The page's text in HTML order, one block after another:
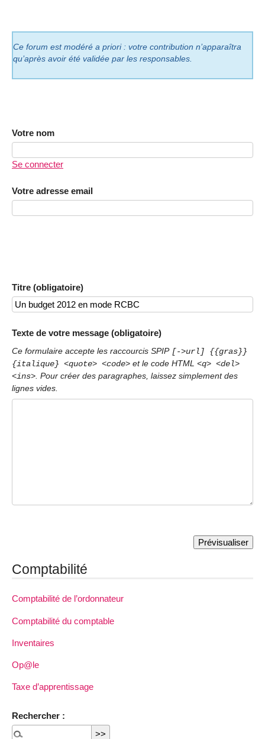
Ce forum est modéré a priori : votre contribution n’apparaîtra
qu’après avoir été validée par les responsables.
Votre nom
Se connecter
Votre adresse email
Titre (obligatoire)
Texte de votre message (obligatoire)
Ce formulaire accepte les raccourcis SPIP [->url] {{gras}}
{italique} <quote> <code> et le code HTML <q> <del>
<ins>. Pour créer des paragraphes, laissez simplement des
lignes vides.
Comptabilité
Comptabilité de l’ordonnateur
Comptabilité du comptable
Inventaires
Op@le
Taxe d’apprentissage
Rechercher :